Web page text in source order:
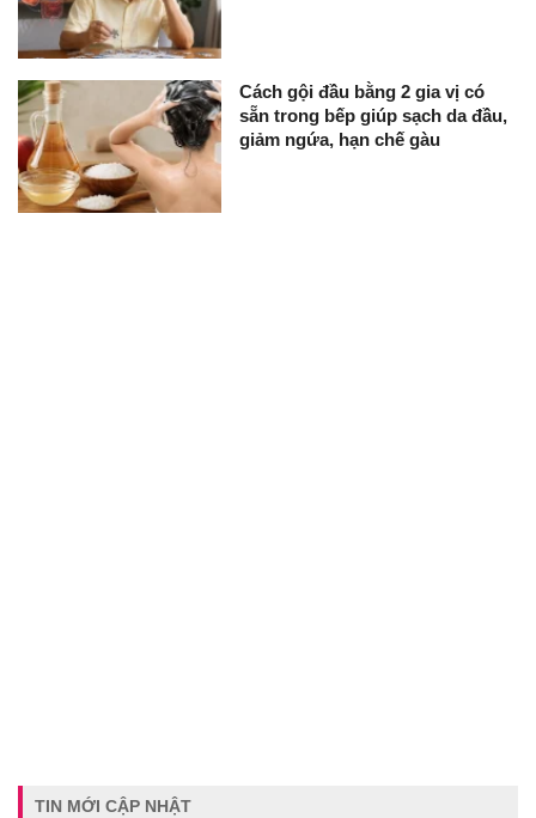
Cách gội đầu bằng 2 gia vị có
sẵn trong bếp giúp sạch da đầu,
giảm ngứa, hạn chế gàu
TIN MỚI CẬP NHẬT